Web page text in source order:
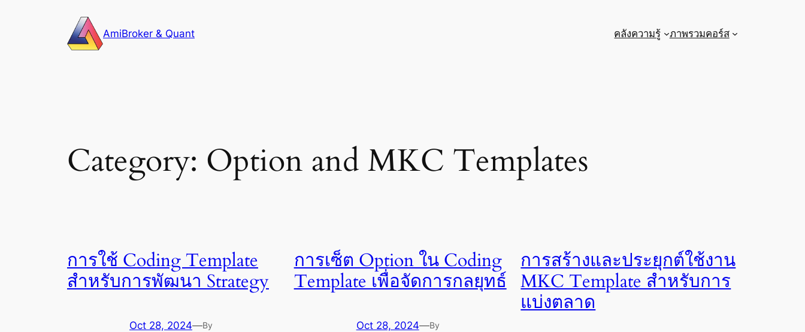
AmiBroker & Quant คลังความรู้ ภาพรวมคอร์ส
Category: Option and MKC Templates
การใช้ Coding Template
สำหรับการพัฒนา Strategy
Oct 28, 2024—By
การเซ็ต Option ใน Coding
Template เพื่อจัดการกลยุทธ์
Oct 28, 2024—By
การสร้างและประยุกต์ใช้งาน
MKC Template สำหรับการ
แบ่งตลาด